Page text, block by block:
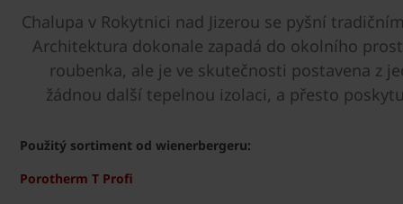
Chalupa v Rokytnici nad Jizerou se pyšní
Architektura dokonale zapadá do okolního
roubenka, ale je ve skutečnosti postavena z
žádnou další tepelnou izolaci, a přesto
Použitý sortiment od wienerbergeru:
Porotherm T Profi